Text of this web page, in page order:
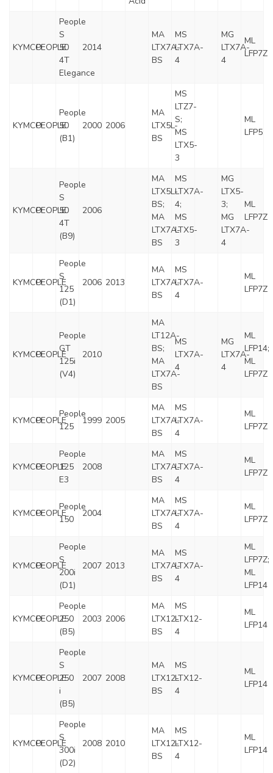
KYMCOPEOPLE
People
S
50
4T
Elegance
2014
MA
LTX7A-
BS
MS
LTX7A-
4
MG
LTX7A-
4
ML
LFP7Z
KYMCOPEOPLE
People
50
(B1)
2000 2006
MA
LTX5L-
BS
MS
LTZ7-
S;
MS
LTX5-
3
ML
LFP5
KYMCOPEOPLE
People
S
50
4T
(B9)
2006
MA
LTX5L-
BS;
MA
LTX7A-
BS
MS
LTX7A-
4;
MS
LTX5-
3
MG
LTX5-
3;
MG
LTX7A-
4
ML
LFP7Z
KYMCOPEOPLE
People
S
125
(D1)
2006 2013
MA
LTX7A-
BS
MS
LTX7A-
4
ML
LFP7Z
KYMCOPEOPLE
People
GT
125i
(V4)
2010
MA
LT12A-
BS;
MA
LTX7A-
BS
MS
LTX7A-
4
MG
LTX7A-
4
ML
LFP14;
ML
LFP7Z
KYMCOPEOPLE
People
125
1999 2005
MA
LTX7A-
BS
MS
LTX7A-
4
ML
LFP7Z
KYMCOPEOPLE
People
125
E3
2008
MA
LTX7A-
BS
MS
LTX7A-
4
ML
LFP7Z
KYMCOPEOPLE
People
150
2004
MA
LTX7A-
BS
MS
LTX7A-
4
ML
LFP7Z
KYMCOPEOPLE
People
S
200i
(D1)
2007 2013
MA
LTX7A-
BS
MS
LTX7A-
4
ML
LFP7Z;
ML
LFP14
KYMCOPEOPLE
People
250
(B5)
2003 2006
MA
LTX12-
BS
MS
LTX12-
4
ML
LFP14
KYMCOPEOPLE
People
S
250
i
(B5)
2007 2008
MA
LTX12-
BS
MS
LTX12-
4
ML
LFP14
KYMCOPEOPLE
People
S
300i
(D2)
2008 2010
MA
LTX12-
BS
MS
LTX12-
4
ML
LFP14